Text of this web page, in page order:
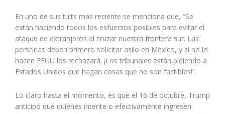
En uno de sus tuits mas reciente se menciona que, “Se
están haciendo todos los esfuerzos posibles para evitar el
ataque de extranjeros al cruzar nuestra frontera sur. Las
personas deben primero solicitar asilo en México, y si no lo
hacen EEUU los rechazará. ¡Los tribunales están pidiendo a
Estados Unidos que hagan cosas que no son factibles!”.
Lo claro hasta el momento, es que el 16 de octubre, Trump
anticipó que quienes intente o efectivamente ingresen